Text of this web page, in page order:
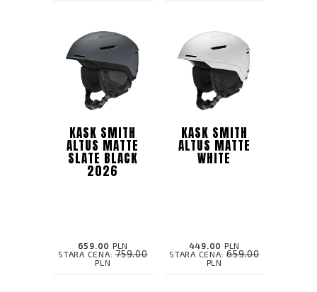
KASK SMITH
ALTUS MATTE
SLATE BLACK
2026
659.00 PLN
STARA CENA: 759.00
PLN
KASK SMITH
ALTUS MATTE
WHITE
449.00 PLN
STARA CENA: 659.00
PLN